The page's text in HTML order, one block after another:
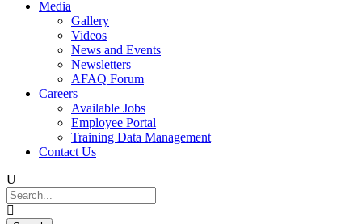
Media
Gallery
Videos
News and Events
Newsletters
AFAQ Forum
Careers
Available Jobs
Employee Portal
Training Data Management
Contact Us